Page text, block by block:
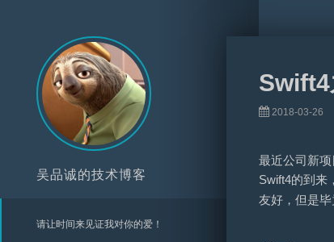
吴品诚的技术博客
请让时间来见证我对你的爱！
2018-03-26
最近公司新
Swift4的到来
友好，但是